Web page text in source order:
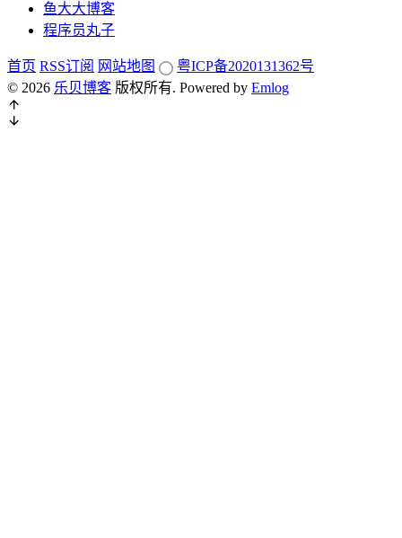
鱼大大博客
程序员丸子
首页 RSS订阅 网站地图
粤ICP备2020131362号
© 2026 乐贝博客 版权所有. Powered by Emlog